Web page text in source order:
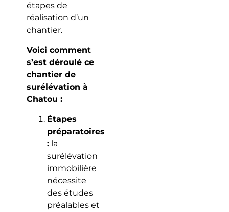
étapes de
réalisation d’un
chantier.
Voici comment
s’est déroulé ce
chantier de
surélévation à
Chatou :
Étapes
préparatoires
:la
surélévation
immobilière
nécessite
des études
préalables et